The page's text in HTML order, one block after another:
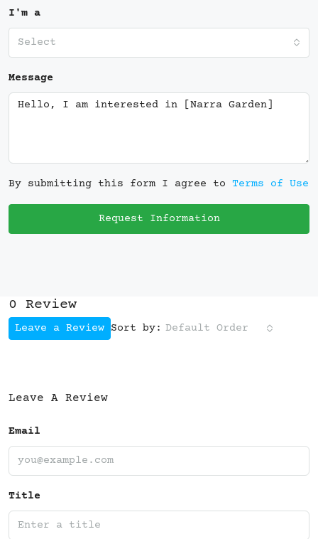
I'm a
Select
Message
By submitting this form I agree to Terms of Use
Request Information
0 Review
Sort by: Default Order
Leave a Review
Leave A Review
Email
Title